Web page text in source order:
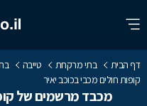
דף הבית בתי מרקחת טייבה
קופות חולים מכבי בכוכב יאיר
מכבד מרשמים של